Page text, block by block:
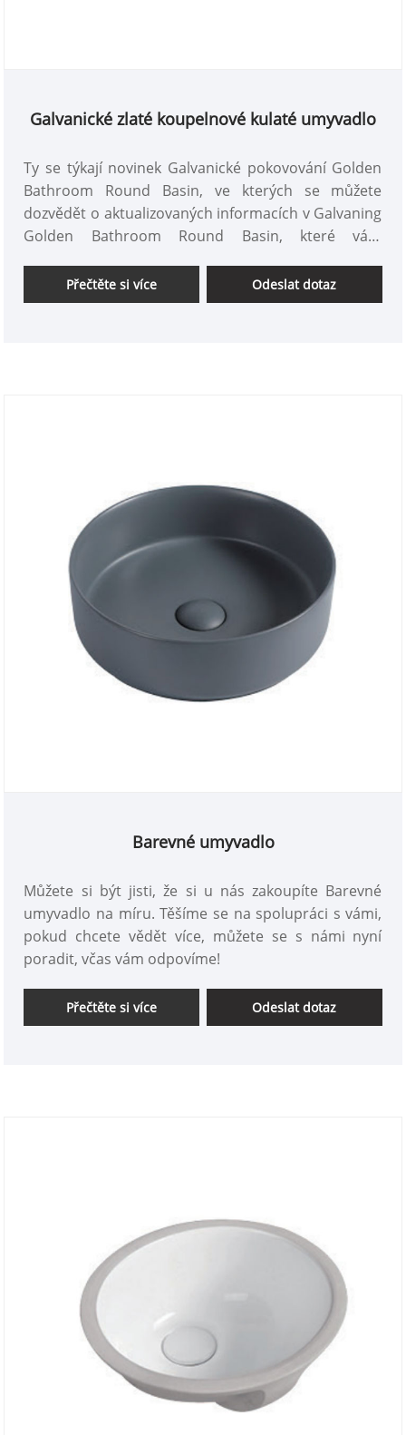
Galvanické zlaté koupelnové kulaté umyvadlo
Ty se týkají novinek Galvanické pokovování Golden
Bathroom Round Basin, ve kterých se můžete
dozvědět o aktualizovaných informacích v Galvaning
Golden Bathroom Round Basin, které vám
Golden Bathroom Round Basin. Protože se trh s
galvanickým umyvadlem Golden Bathroom Round
Přečtěte si více Odeslat dotaz
Barevné umyvadlo
Můžete si být jisti, že si u nás zakoupíte Barevné
umyvadlo na míru. Těšíme se na spolupráci s vámi,
pokud chcete vědět více, můžete se s námi nyní
poradit, včas vám odpovíme!
Přečtěte si více Odeslat dotaz